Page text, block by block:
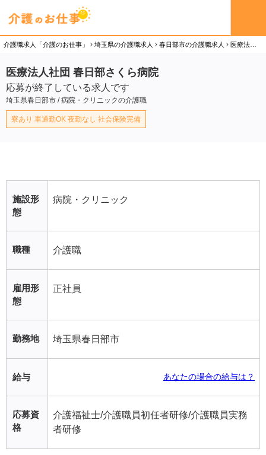
介護職求人「介護のお仕事」 埼玉県の介護職求人 春日部市の介護職求人 医療法人社団 春日部さくら病院の介護職（正社員）求人
医療法人社団 春日部さくら病院
応募が終了している求人です
埼玉県春日部市 / 病院・クリニックの介護職
寮あり 車通勤OK 夜勤なし 社会保険完備
施設形
態
病院・クリニック
職種 介護職
雇用形
態
正社員
勤務地 埼玉県春日部市
給与 あなたの場合の給与は？
応募資
格
介護福祉士/介護職員初任者研修/介護職員実務
者研修